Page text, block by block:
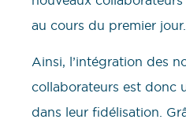
au cours du premier jour.
Ainsi, l’intégration des
collaborateurs est donc
dans leur fidélisation.